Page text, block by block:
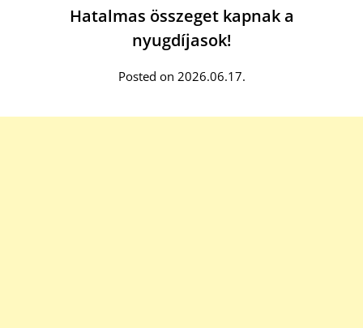
Hatalmas összeget kapnak a
nyugdíjasok!
Posted on 2026.06.17.